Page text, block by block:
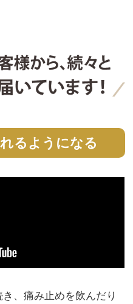
るようになる
、痛み止めを飲んだり